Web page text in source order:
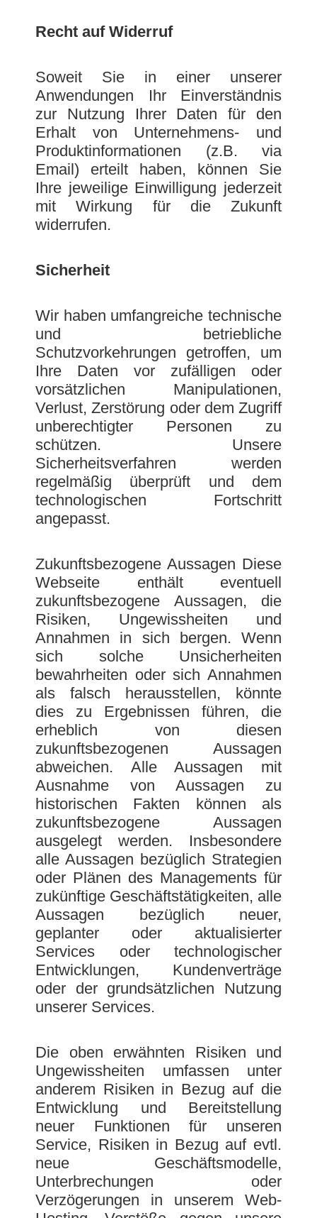
Recht auf Widerruf
Soweit Sie in einer unserer
Anwendungen Ihr Einverständnis
zur Nutzung Ihrer Daten für den
Erhalt von Unternehmens- und
Produktinformationen (z.B. via
Email) erteilt haben, können Sie
Ihre jeweilige Einwilligung jederzeit
mit Wirkung für die Zukunft
widerrufen.
Sicherheit
Wir haben umfangreiche technische
und betriebliche
Schutzvorkehrungen getroffen, um
Ihre Daten vor zufälligen oder
vorsätzlichen Manipulationen,
Verlust, Zerstörung oder dem Zugriff
unberechtigter Personen zu
schützen. Unsere
Sicherheitsverfahren werden
regelmäßig überprüft und dem
technologischen Fortschritt
angepasst.
Zukunftsbezogene Aussagen Diese
Webseite enthält eventuell
zukunftsbezogene Aussagen, die
Risiken, Ungewissheiten und
Annahmen in sich bergen. Wenn
sich solche Unsicherheiten
bewahrheiten oder sich Annahmen
als falsch herausstellen, könnte
dies zu Ergebnissen führen, die
erheblich von diesen
zukunftsbezogenen Aussagen
abweichen. Alle Aussagen mit
Ausnahme von Aussagen zu
historischen Fakten können als
zukunftsbezogene Aussagen
ausgelegt werden. Insbesondere
alle Aussagen bezüglich Strategien
oder Plänen des Managements für
zukünftige Geschäftstätigkeiten, alle
Aussagen bezüglich neuer,
geplanter oder aktualisierter
Services oder technologischer
Entwicklungen, Kundenverträge
oder der grundsätzlichen Nutzung
unserer Services.
Die oben erwähnten Risiken und
Ungewissheiten umfassen unter
anderem Risiken in Bezug auf die
Entwicklung und Bereitstellung
neuer Funktionen für unseren
Service, Risiken in Bezug auf evtl.
neue Geschäftsmodelle,
Unterbrechungen oder
Verzögerungen in unserem Web-